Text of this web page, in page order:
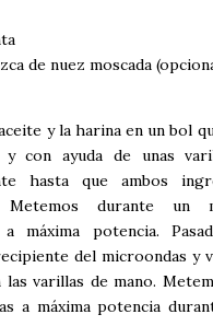
de nuez moscada
y la harina en un bol
y con ayuda de unas
hasta que ambos
Metemos durante
a máxima potencia.
del microondas y
varillas de mano.
a máxima potencia